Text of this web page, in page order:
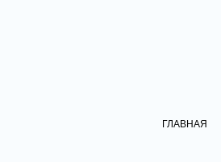
ГЛАВНАЯ